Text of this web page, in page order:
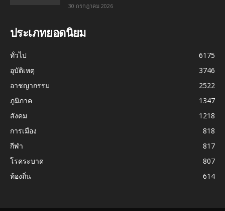
30 กรกฎาคม 2026
ประเภทยอดนิยม
ทั่วไป
6175
อุบัติเหตุ
3746
อาชญากรรม
2522
ภูมิภาค
1347
สังคม
1218
การเมือง
818
กีฬา
817
โรคระบาด
807
ท้องถิ่น
614